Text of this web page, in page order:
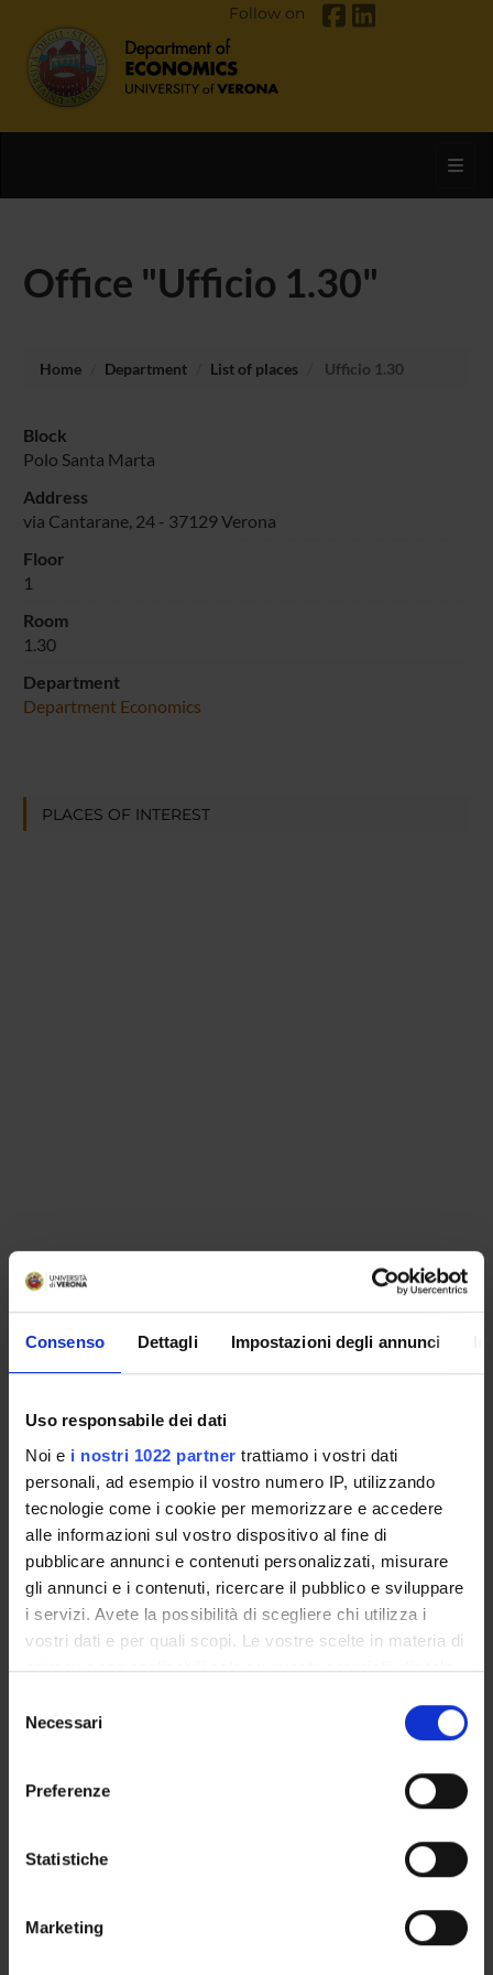
Consenso Dettagli Impostazioni degli annunci
Uso responsabile dei dati
Noi e i nostri 1022 partner trattiamo i vostri dati
personali, ad esempio il vostro numero IP, utilizzando
tecnologie come i cookie per memorizzare e accedere
alle informazioni sul vostro dispositivo al fine di
pubblicare annunci e contenuti personalizzati, misurare
gli annunci e i contenuti, ricercare il pubblico e sviluppare
i servizi. Avete la possibilità di scegliere chi utilizza i
vostri dati e per quali scopi. Le vostre scelte in materia di
privacy sono applicabili solo su questa proprietà digitale
modificare o revocare il proprio consenso in qualsiasi
momento dalla Dichiarazione sui cookie o facendo clic
raccogliere informazioni sulla tua posizione
geografica, con un'approssimazione di qualche
Identificare il tuo dispositivo, scansionandolo
delNecessari
Preferenze
Statistiche
Marketing
Follow on
Office "Ufficio 1.30"
Home Department List of places Ufficio 1.30
Block
Polo Santa Marta
Address
via Cantarane, 24 - 37129 Verona
Floor
1
Room
1.30
Department
Department Economics
PLACES OF INTEREST
ORGANISATION
DEPARTMENT ADMINISTRATION OFFICES
STUDENT ADMINISTRATION OFFICES
DEPARTMENT FACILITIES
RESEARCH LABORATORIES
RESEARCH CENTRES